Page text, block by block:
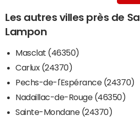
Les autres villes près de
Lampon
Masclat (46350)
Carlux (24370)
Pechs-de-l'Espérance (24370)
Nadaillac-de-Rouge (46350)
Sainte-Mondane (24370)